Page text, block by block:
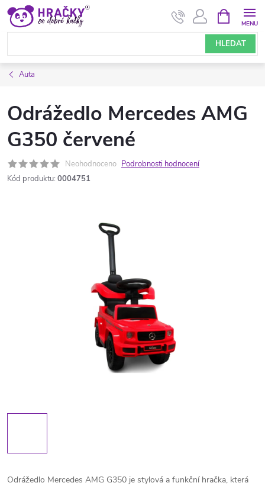
Přejít
obsah
HLEDAT
NÁKUPNÍ
KOŠÍK
Auta
Odrážedlo Mercedes AMG
G350 červené
Neohodnoceno Podrobnosti hodnocení
Kód produktu: 0004751
Odrážedlo Mercedes AMG G350 je stylová a funkční hračka, která